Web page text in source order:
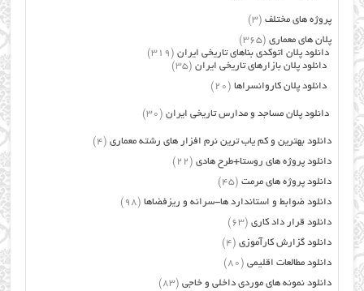
پروژه های مختلف (3)
پلان های معماری (365)
دانلود پلان اتوکدی بناهای تاریخی ایران (319)
دانلود پلان بازارهای تاریخی ایران (35)
دانلود پلان کاروانسراها (20)
دانلود پلان مساجد و مدارس تاریخی ایران (30)
دانلود بهترین و کم یاب ترین نرم افزار های رشته معماری (4)
دانلود پروژه های روستا+طرح هادی (22)
دانلود پروژه های مرمت (45)
دانلود ضوابط و استاندارد ها-سرانه و ریزفضاها (98)
دانلود قرار داد کاری (63)
دانلود گزارش کارآموزی (4)
دانلود مطالعات اقلیمی (80)
دانلود نمونه های موردی داخلی و خاجی (83)